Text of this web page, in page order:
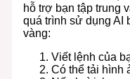
hỗ trợ bạn tập trung
quá trình sử dụng AI
vàng:
Viết lệnh của
Có thể tải hình